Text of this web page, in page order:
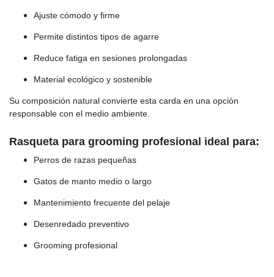
Ajuste cómodo y firme
Permite distintos tipos de agarre
Reduce fatiga en sesiones prolongadas
Material ecológico y sostenible
Su composición natural convierte esta carda en una opción
responsable con el medio ambiente.
Rasqueta para grooming profesional ideal para:
Perros de razas pequeñas
Gatos de manto medio o largo
Mantenimiento frecuente del pelaje
Desenredado preventivo
Grooming profesional